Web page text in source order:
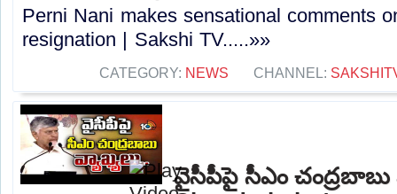
Perni Nani makes sensational comments
resignation | Sakshi TV.....»»
CATEGORY: NEWS CHANNEL:
వైసీపీపై సీఎం చంద్రబాబు